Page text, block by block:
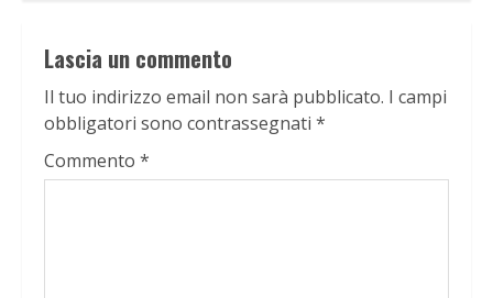
Lascia un commento
Il tuo indirizzo email non sarà pubblicato. I campi
obbligatori sono contrassegnati *
Commento *